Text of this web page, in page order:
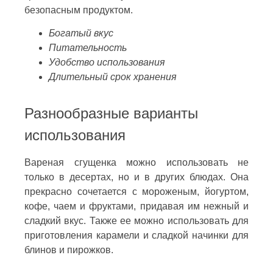
безопасным продуктом.
Богатый вкус
Питательность
Удобство использования
Длительный срок хранения
Разнообразные варианты
использования
Вареная сгущенка можно использовать не
только в десертах, но и в других блюдах. Она
прекрасно сочетается с мороженым, йогуртом,
кофе, чаем и фруктами, придавая им нежный и
сладкий вкус. Также ее можно использовать для
приготовления карамели и сладкой начинки для
блинов и пирожков.